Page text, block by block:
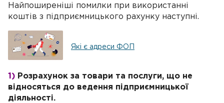
Найпоширеніші помилки при використанні
коштів з підприємницького рахунку наступні.
Які є адреси ФОП
1) Розрахунок за товари та послуги, що не
відносяться до ведення підприємницької
діяльності.